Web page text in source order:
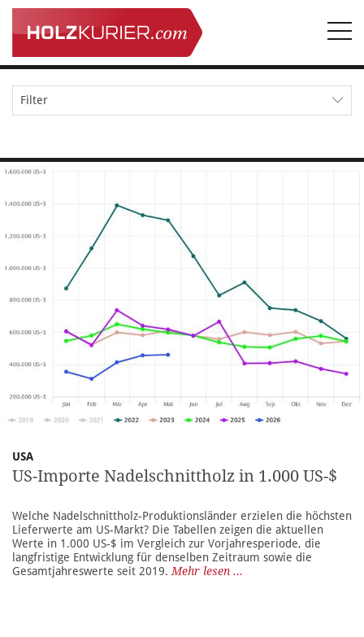
Filter
USA
US-Importe Nadelschnittholz in 1.000 US-$
Welche Nadelschnittholz-Produktionsländer erzielen die höchsten
Lieferwerte am US-Markt? Die Tabellen zeigen die aktuellen
Werte in 1.000 US-$ im Vergleich zur Vorjahresperiode, die
langfristige Entwicklung für denselben Zeitraum sowie die
Gesamtjahreswerte seit 2019. Mehr lesen ...